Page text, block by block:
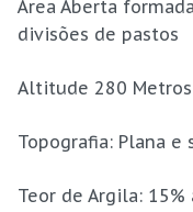
Área Aberta
divisões de pastos
Altitude 280 Metros
Topografia: Plana e
Teor de Argila: 15%